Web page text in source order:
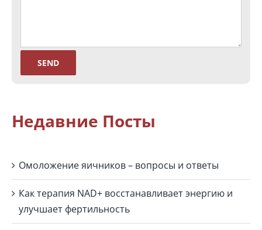
Недавние Посты
Омоложение яичников – вопросы и ответы
Как терапия NAD+ восстанавливает энергию и
улучшает фертильность